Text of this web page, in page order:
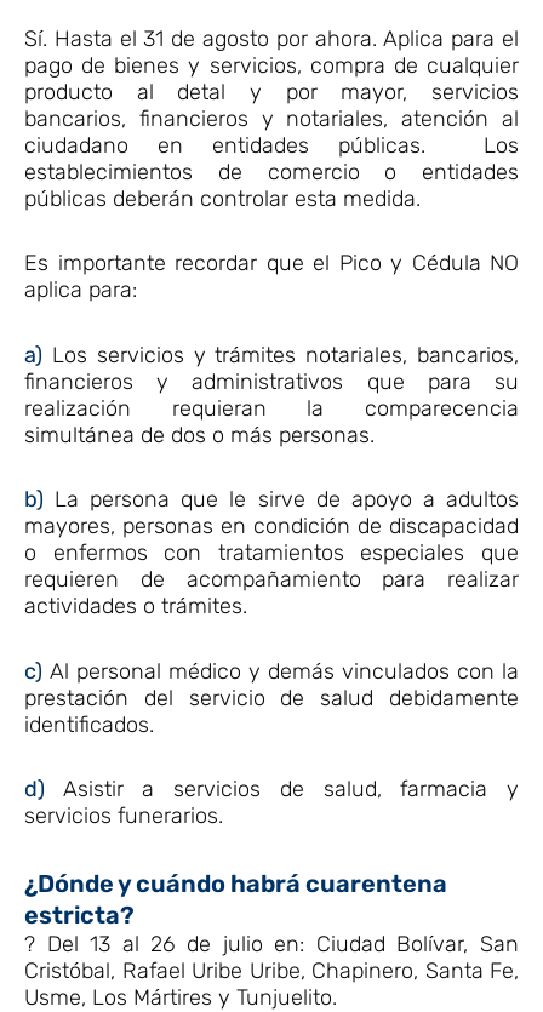
Sí. Hasta el 31 de agosto por ahora. Aplica para el
pago de bienes y servicios, compra de cualquier
producto al detal y por mayor, servicios
bancarios, financieros y notariales, atención al
ciudadano en entidades públicas. Los
establecimientos de comercio o entidades
públicas deberán controlar esta medida.
Es importante recordar que el Pico y Cédula NO
aplica para:
a) Los servicios y trámites notariales, bancarios,
financieros y administrativos que para su
realización requieran la comparecencia
simultánea de dos o más personas.
b) La persona que le sirve de apoyo a adultos
mayores, personas en condición de discapacidad
o enfermos con tratamientos especiales que
requieren de acompañamiento para realizar
actividades o trámites.
c) Al personal médico y demás vinculados con la
prestación del servicio de salud debidamente
identificados.
d) Asistir a servicios de salud, farmacia y
servicios funerarios.
¿Dónde y cuándo habrá cuarentena
estricta?
? Del 13 al 26 de julio en: Ciudad Bolívar, San
Cristóbal, Rafael Uribe Uribe, Chapinero, Santa Fe,
Usme, Los Mártires y Tunjuelito.